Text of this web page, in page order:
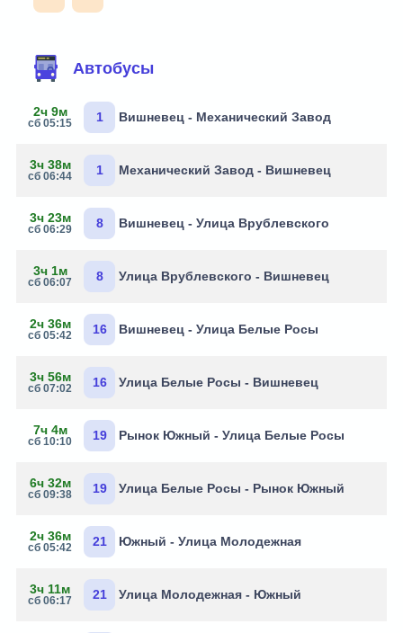
Автобусы
2ч 9м
сб 05:15 1 Вишневец - Механический Завод
3ч 38м
сб 06:44 1 Механический Завод - Вишневец
3ч 23м
сб 06:29 8 Вишневец - Улица Врублевского
3ч 1м
сб 06:07 8 Улица Врублевского - Вишневец
2ч 36м
сб 05:42 16 Вишневец - Улица Белые Росы
3ч 56м
сб 07:02 16 Улица Белые Росы - Вишневец
7ч 4м
сб 10:10 19 Рынок Южный - Улица Белые Росы
6ч 32м
сб 09:38 19 Улица Белые Росы - Рынок Южный
2ч 36м
сб 05:42 21 Южный - Улица Молодежная
3ч 11м
сб 06:17 21 Улица Молодежная - Южный